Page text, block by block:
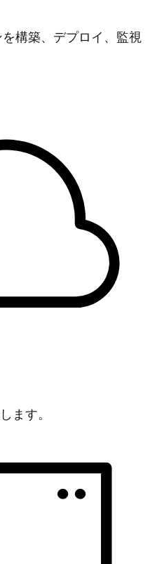
構築、デプロイ、監視
ます。